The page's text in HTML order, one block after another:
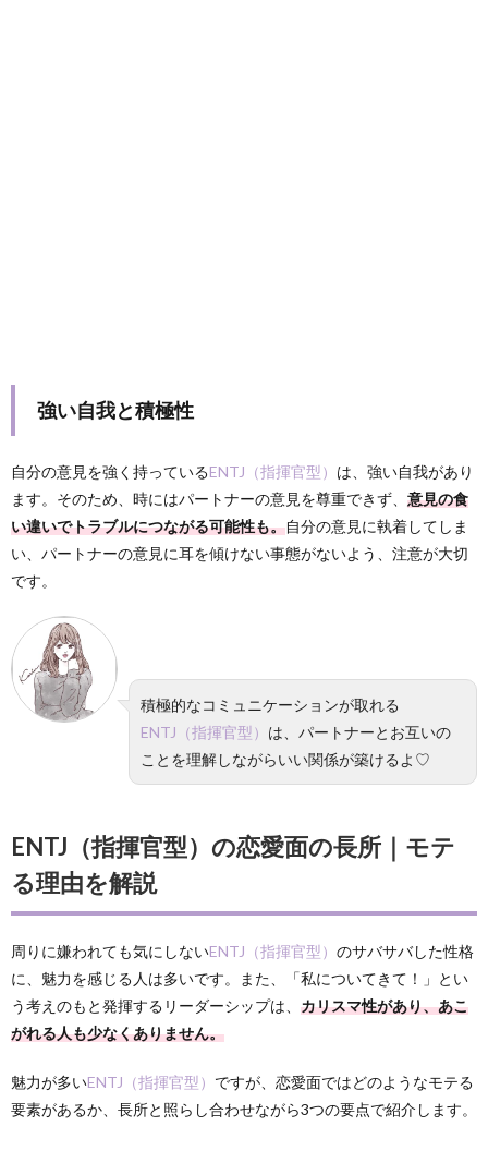
強い自我と積極性
自分の意見を強く持っているENTJ（指揮官型） は、強い自我があり
ます。そのため、時にはパートナーの意見を尊重できず、 意見の食
い違いでトラブルにつながる可能性も。自分の意見に執着してしま
い、パートナーの意見に耳を傾けない事態がないよう、注意が大切
です。
積極的なコミュニケーションが取れる
ENTJ（指揮官型） は、パートナーとお互いの
ことを理解しながらいい関係が築けるよ♡
ENTJ（指揮官型）の恋愛面の長所｜モテ
る理由を解説
周りに嫌われても気にしないENTJ（指揮官型） のサバサバした性格
に、魅力を感じる人は多いです。また、「私についてきて！」とい
う考えのもと発揮するリーダーシップは、 カリスマ性があり、あこ
がれる人も少なくありません。
魅力が多いENTJ（指揮官型） ですが、恋愛面ではどのようなモテる
要素があるか、長所と照らし合わせながら3つの要点で紹介します。